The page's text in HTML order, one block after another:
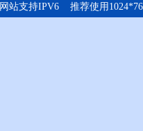
网站支持IPV6 推荐使用